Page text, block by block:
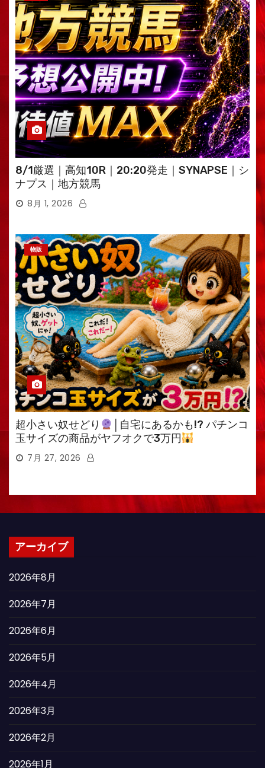
8/1厳選｜高知10R｜20:20発走｜SYNAPSE｜シ
ナプス｜地方競馬
8月 1, 2026
物販
超小さい奴せどり
│自宅にあるかも!? パチンコ
玉サイズの商品がヤフオクで3万円
7月 27, 2026
アーカイブ
2026年8月
2026年7月
2026年6月
2026年5月
2026年4月
2026年3月
2026年2月
2026年1月